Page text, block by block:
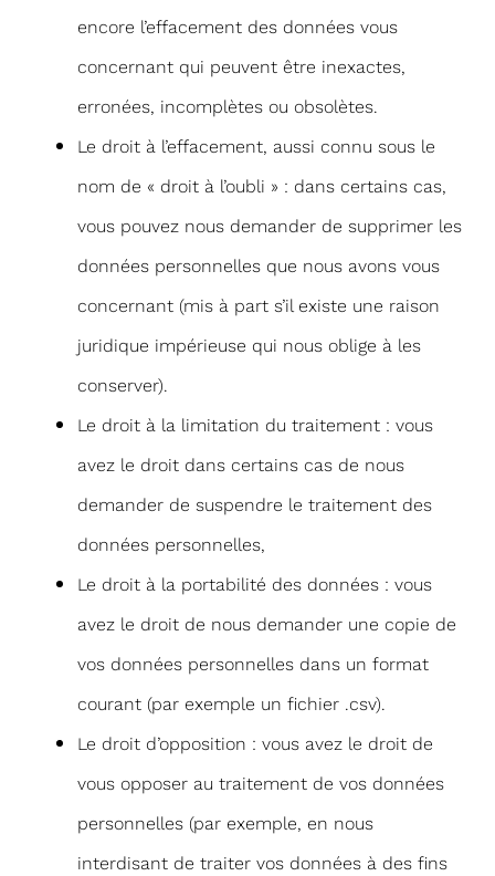
encore l’effacement des données vous
concernant qui peuvent être inexactes,
erronées, incomplètes ou obsolètes.
Le droit à l’effacement, aussi connu sous le
nom de « droit à l’oubli » : dans certains cas,
vous pouvez nous demander de supprimer les
données personnelles que nous avons vous
concernant (mis à part s’il existe une raison
juridique impérieuse qui nous oblige à les
conserver).
Le droit à la limitation du traitement : vous
avez le droit dans certains cas de nous
demander de suspendre le traitement des
données personnelles,
Le droit à la portabilité des données : vous
avez le droit de nous demander une copie de
vos données personnelles dans un format
courant (par exemple un fichier .csv).
Le droit d’opposition : vous avez le droit de
vous opposer au traitement de vos données
personnelles (par exemple, en nous
interdisant de traiter vos données à des fins